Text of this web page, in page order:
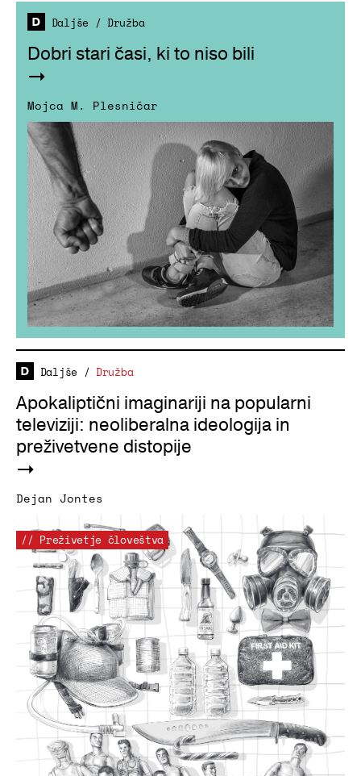
Daljše / Družba
Dobri stari časi, ki to niso bili
Mojca M. Plesničar
Daljše / Družba
Apokaliptični imaginariji na popularni
televiziji: neoliberalna ideologija in
preživetvene distopije
Dejan Jontes
// Preživetje človeštva